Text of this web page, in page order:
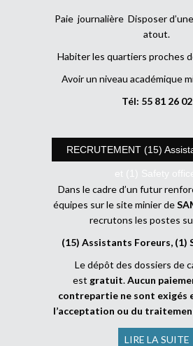
Paie journalière Disposer
atout.
Habiter les quartiers proches
Avoir un niveau académique
Tél: 55 81 26 02
RECRUTEMENT (15)
et (1) Safety
Dans le cadre d’un futur
équipes sur le site minier de
recrutons les postes
(15) Assistants Foreurs, (1)
Le dépôt des dossiers de
est gratuit.Aucun
contrepartie ne sont exigés
l’acceptation ou du
LIRE LA SUITE